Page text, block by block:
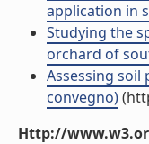
application in
Studying the
orchard of
Assessing
convegno)
Http://